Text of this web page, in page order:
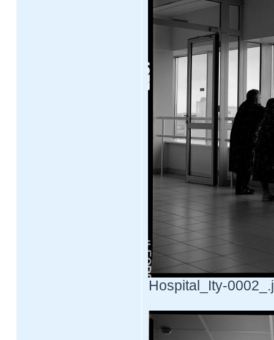
Hospital_Ity-